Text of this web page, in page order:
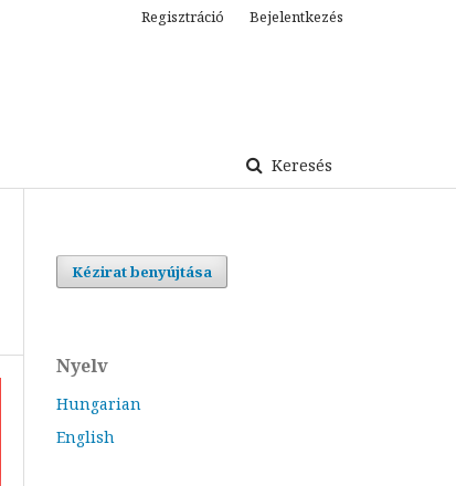
Keresés
Regisztráció Bejelentkezés
Kézirat benyújtása
Nyelv
Hungarian
English